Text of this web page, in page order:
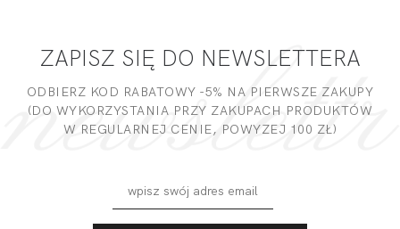
ZAPISZ SIĘ DO NEWSLETTERA
ODBIERZ KOD RABATOWY -5% NA PIERWSZE ZAKUPY
(DO WYKORZYSTANIA PRZY ZAKUPACH PRODUKTÓW
W REGULARNEJ CENIE, POWYZEJ 100 ZŁ)